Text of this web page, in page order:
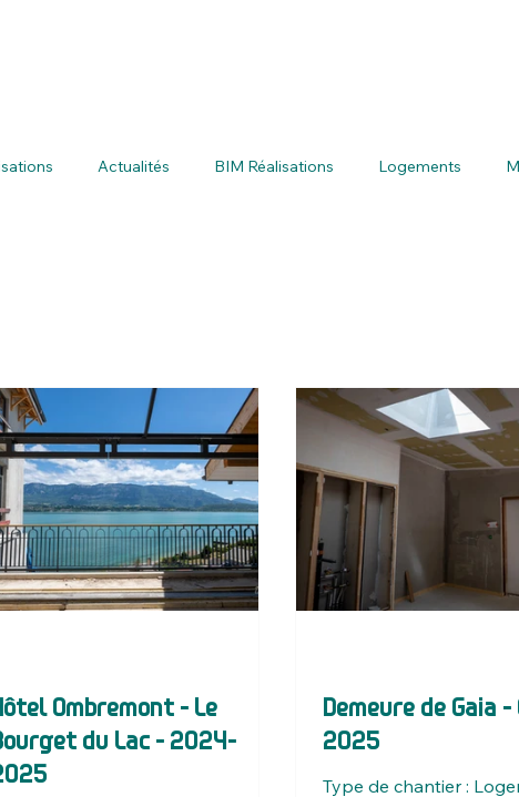
Actualités BIM Réalisations Logements
Ombremont - Le
du Lac - 2024-
Demeure de Gaia -
2025
Type de chantier :